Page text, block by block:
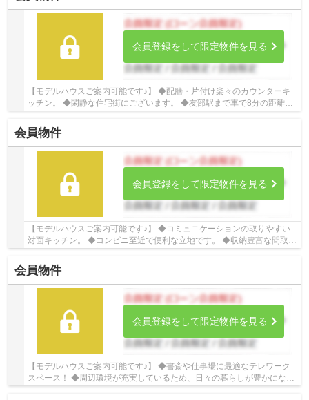
会員登録をして限定物件を見る
【モデルハウスご案内可能です♪】 ◆配膳・片付け楽々のカウンターキ
ッチン。 ◆閑静な住宅街にございます。 ◆友部駅まで車で8分の距離！
☆Google口コミ240件以上☆お客様との出会いを...
会員物件
会員登録をして限定物件を見る
【モデルハウスご案内可能です♪】 ◆コミュニケーションの取りやすい
対面キッチン。 ◆コンビニ至近で便利な立地です。 ◆収納豊富な間取り
で荷物が多くても安心です。 ☆Google口コミ24...
会員物件
会員登録をして限定物件を見る
【モデルハウスご案内可能です♪】 ◆書斎や仕事場に最適なテレワーク
スペース！ ◆周辺環境が充実しているため、日々の暮らしが豊かにな
り、快適に過ごせます。 ◆10帖の広々とした主寝...